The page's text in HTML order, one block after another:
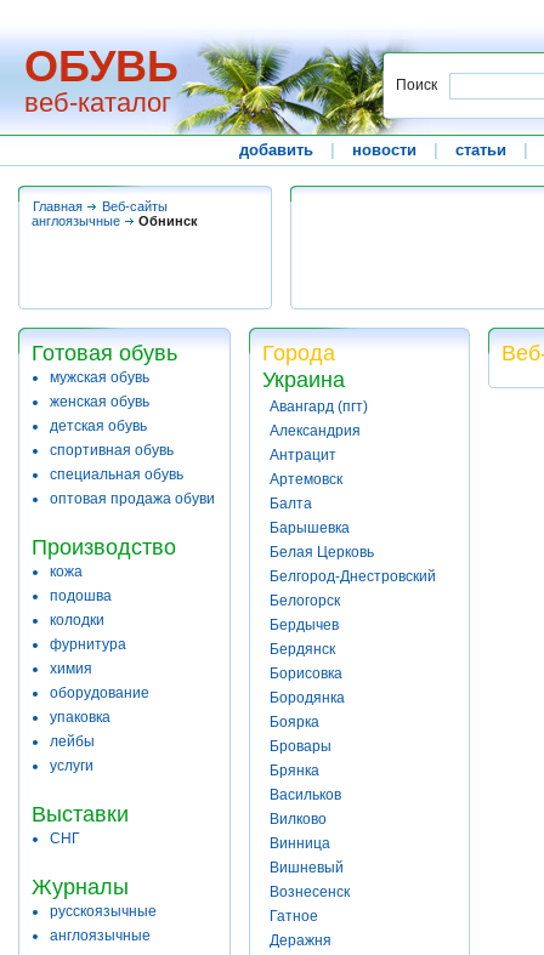
ОБУВЬ
веб-каталог
Поиск
добавить новости статьи
Главная
Веб-сайты
англоязычные
Обнинск
Готовая обувь
мужская обувь
женская обувь
детская обувь
спортивная обувь
специальная обувь
оптовая продажа обуви
Производство
кожа
подошва
колодки
фурнитура
химия
оборудование
упаковка
лейбы
услуги
Выставки
СНГ
Журналы
русскоязычные
англоязычные
Города
Украина
Авангард (пгт)
Александрия
Антрацит
Артемовск
Балта
Барышевка
Белая Церковь
Белгород-Днестровский
Белогорск
Бердычев
Бердянск
Борисовка
Бородянка
Боярка
Бровары
Брянка
Васильков
Вилково
Винница
Вишневый
Вознесенск
Гатное
Деражня